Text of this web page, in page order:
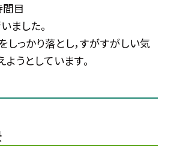
間目
ました。
っかり落とし，すがすがしい気
うとしています。